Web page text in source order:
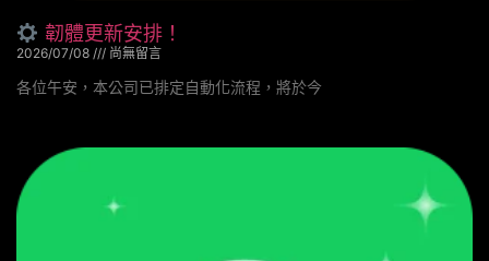
韌體更新安排！
2026/07/08 尚無留言
各位午安，本公司已排定自動化流程，將於今